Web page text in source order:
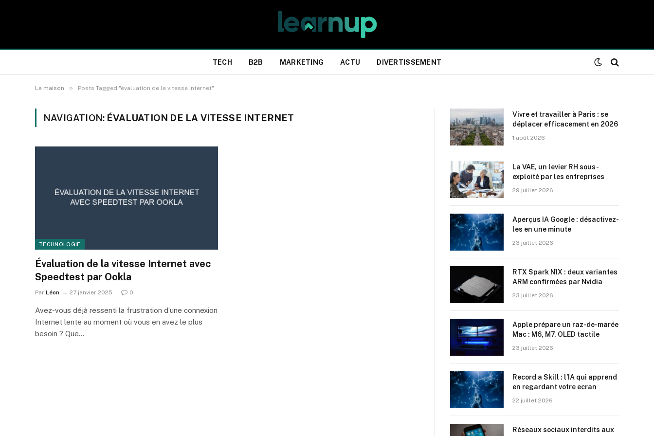
TECH B2B MARKETING ACTU DIVERTISSEMENT
La maison » Posts Tagged "évaluation de la vitesse internet"
NAVIGATION: ÉVALUATION DE LA VITESSE INTERNET
TECHNOLOGIE
Évaluation de la vitesse Internet avec
Speedtest par Ookla
Par Léon 27 janvier 2025 0
Avez-vous déjà ressenti la frustration d’une connexion
Internet lente au moment où vous en avez le plus
besoin ? Que…
Vivre et travailler à Paris : se
déplacer efficacement en 2026
1 août 2026
La VAE, un levier RH sous-
exploité par les entreprises
29 juillet 2026
Aperçus IA Google : désactivez-
les en une minute
23 juillet 2026
RTX Spark N1X : deux variantes
ARM confirmées par Nvidia
23 juillet 2026
Apple prépare un raz-de-marée
Mac : M6, M7, OLED tactile
23 juillet 2026
Record a Skill : l’IA qui apprend
en regardant votre ecran
22 juillet 2026
Réseaux sociaux interdits aux